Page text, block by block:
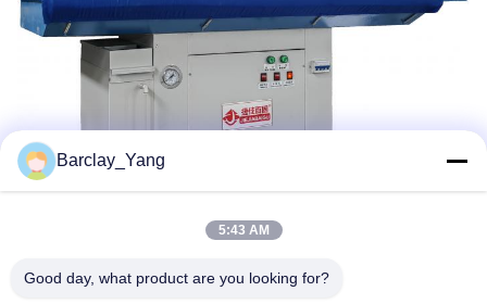
Barclay_Yang
5:43 AM
Good day, what product are you looking for?